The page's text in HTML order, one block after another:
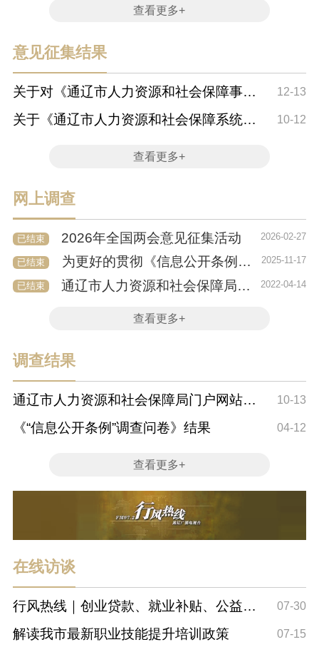
查看更多+
意见征集结果
关于对《通辽市人力资源和社会保障事业
发展第十四...
12-13
关于《通辽市人力资源和社会保障系统法
10-12
查看更多+
网上调查
2026-02-27
2026年全国两会意见征集活动
已结束
2025-11-17
为更好的贯彻《信息公开条例》，特开展本次社...
已结束
2022-04-14
通辽市人力资源和社会保障局门户网站升级改版...
已结束
查看更多+
调查结果
通辽市人力资源和社会保障局门户网站升
级改版调查...
10-13
《“信息公开条例”调查问卷》结果 04-12
查看更多+
在线访谈
行风热线｜创业贷款、就业补贴、公益岗
位——这些福利你能领多少？
07-30
解读我市最新职业技能提升培训政策 07-15